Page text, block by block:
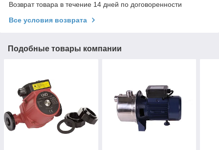
Возврат товара в течение 14 дней по договоренности
Все условия возврата
Подобные товары компании